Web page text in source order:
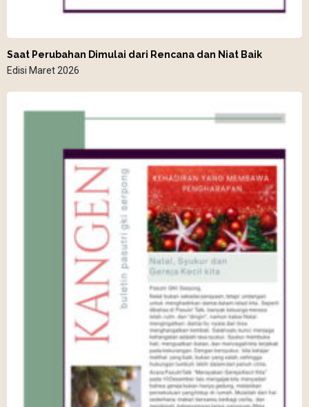
Saat Perubahan Dimulai dari Rencana dan Niat Baik
Edisi Maret 2026